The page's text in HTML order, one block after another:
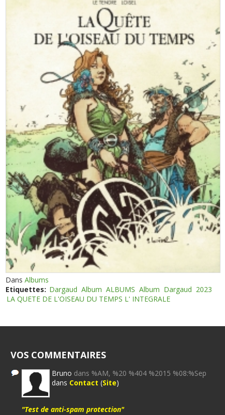
DansAlbums
Etiquettes: Dargaud Album ALBUMS Album Dargaud 2023
LA QUETE DE L'OISEAU DU TEMPS L' INTEGRALE
VOS COMMENTAIRES
Bruno dans %AM, %20 %404 %2015 %08:%Sep
dans Contact (Site)
"Test de anti-spam protection"